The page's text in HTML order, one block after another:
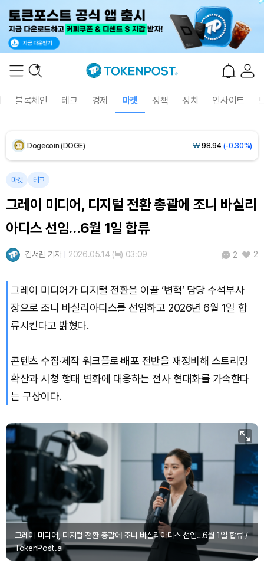
블록체인 테크 경제 마켓 정책 정치 인사이트
Solana (SOL) ₩107,793(+1.49%)
Bitcoin (BTC) 91,753,546 (+0.31%)
마켓 테크
그레이 미디어, 디지털 전환 총괄에 조니 바실리
아디스 선임…6월 1일 합류
김서린 기자 2026.05.14 (목) 03:09 2 2
그레이 미디어가 디지털 전환을 이끌 ‘변혁’ 담당 수석부사
장으로 조니 바실리아디스를 선임하고 2026년 6월 1일 합
류시킨다고 밝혔다.
콘텐츠 수집·제작 워크플로·배포 전반을 재정비해 스트리밍
확산과 시청 행태 변화에 대응하는 전사 현대화를 가속한다
는 구상이다.
그레이 미디어, 디지털 전환 총괄에 조니 바실리아디스 선임…6월 1일 합류 /
TokenPost.ai